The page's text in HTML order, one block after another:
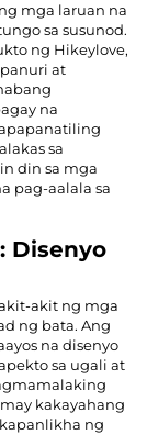
mga laruan na
sa susunod.
ng Hikeylove,
at
na
sa
din sa mga
pag-aalala sa
Disenyo
akit ng mga
ng bata. Ang
na disenyo
sa ugali at
kakayahang
ng